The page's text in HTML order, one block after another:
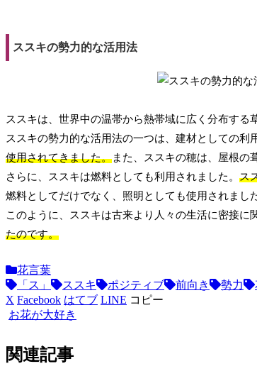
ススキの勢力的な活用法
ススキは、世界中の温帯から熱帯域に広く分布する
ススキの勢力的な活用法の一つは、建材としての利
使用されてきました。また、ススキの穂は、屋根の
さらに、ススキは燃料としても利用されました。 ス
燃料としてだけでなく、照明としても使用されました
このように、ススキは古来より人々の生活に密接に
たのです。
花言葉
「ス」
ススキ ポジティブ 前向き 勢力
X Facebook はてブ LINE コピー
お花が大好き
関連記事